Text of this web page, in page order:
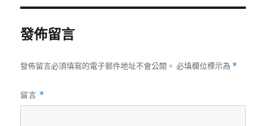
發佈留言
發佈留言必須填寫的電子郵件地址不會公開。 必填欄位標示為 *
留言 *